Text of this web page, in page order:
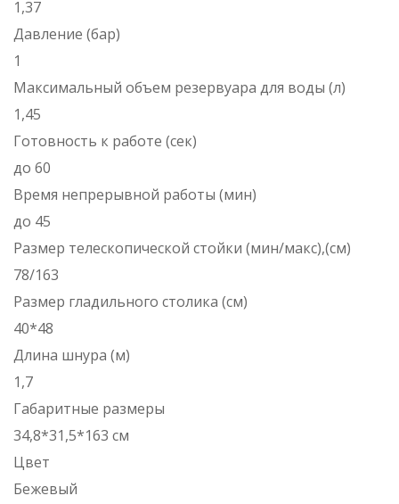
1,37
Давление (бар)
1
Максимальный объем резервуара для воды (л)
1,45
Готовность к работе (сек)
до 60
Время непрерывной работы (мин)
до 45
Размер телескопической стойки (мин/макс),(см)
78/163
Размер гладильного столика (см)
40*48
Длина шнура (м)
1,7
Габаритные размеры
34,8*31,5*163 см
Цвет
Бежевый